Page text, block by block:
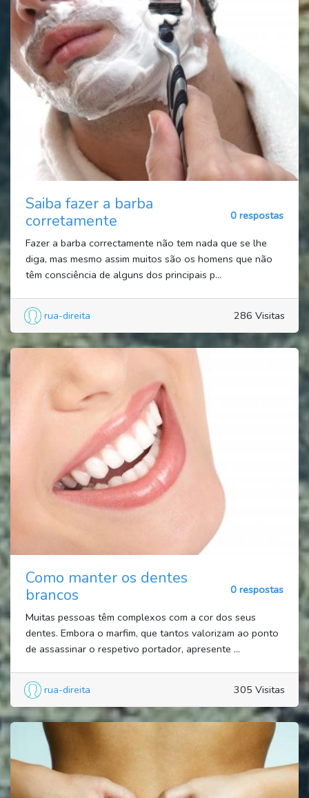
Saiba fazer a barba
corretamente
0 respostas
Fazer a barba correctamente não tem nada que se lhe
diga, mas mesmo assim muitos são os homens que não
têm consciência de alguns dos principais p...
rua-direita 286 Visitas
Como manter os dentes
brancos
0 respostas
Muitas pessoas têm complexos com a cor dos seus
dentes. Embora o marfim, que tantos valorizam ao ponto
de assassinar o respetivo portador, apresente ...
rua-direita 305 Visitas